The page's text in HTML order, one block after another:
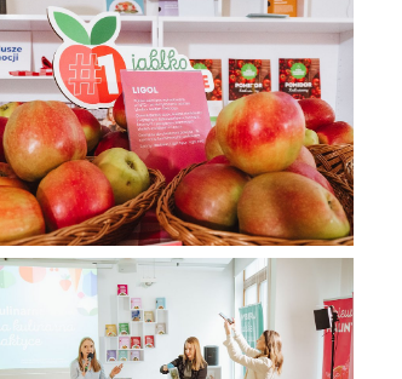
CORE TEAM Konferencja luty 2025
(28).jpg
500 KB